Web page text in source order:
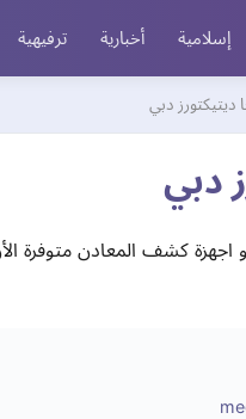
إسلامية أخبارية ترفيهية
ديتيكتورز دبي
دبي
كشف المعادن متوفرة